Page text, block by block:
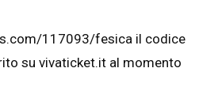
117093/fesica il codice
su vivaticket.it al momento